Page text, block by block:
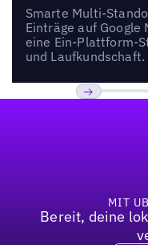
Smarte Multi-
Einträge auf Google
eine Ein-Plattform-
und Laufkundschaft.
MIT
Bereit, deine